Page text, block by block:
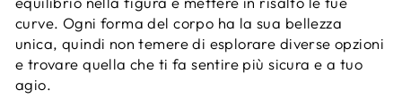
curve. Ogni forma del corpo ha la sua bellezza
unica, quindi non temere di esplorare diverse opzioni
e trovare quella che ti fa sentire più sicura e a tuo
agio.